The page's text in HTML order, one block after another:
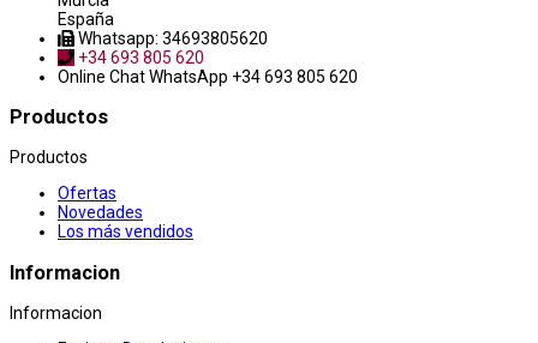
España
Whatsapp: 34693805620
+34 693 805 620
Online ChatWhatsApp +34 693 805 620
Productos
Productos
Ofertas
Novedades
Los más vendidos
Informacion
Informacion